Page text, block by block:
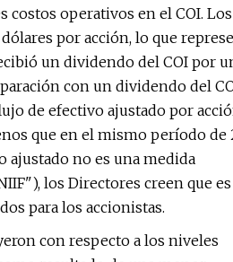
operativos en el COI. Los
por acción, lo que
un dividendo del COI por
con un dividendo del
de efectivo ajustado por
que en el mismo período de
ajustado no es una medida
los Directores creen que
para los accionistas.
con respecto a los niveles